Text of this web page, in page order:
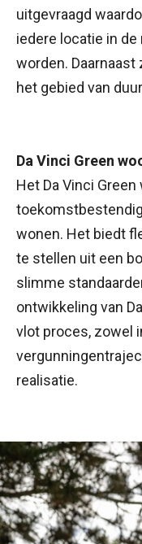
uitgevraagd
iedere locatie in
worden.
het gebied van
Da Vinci Green
Het Da Vinci
wonen. Het biedt
te stellen uit een
slimme
ontwikkeling van
vlot proces, zowel
realisatie.